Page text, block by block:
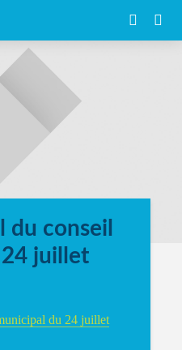
du conseil
juillet
du 24 juillet